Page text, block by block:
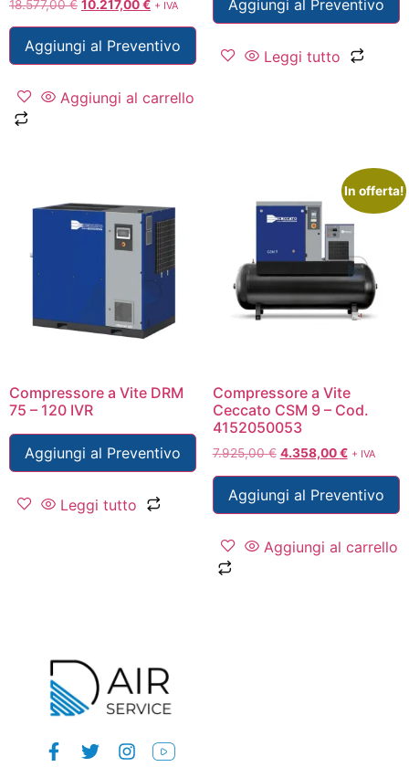
18.577,00€ 10.217,00€ + IVA
Aggiungi al Preventivo
Aggiungi al carrello
Aggiungi al Preventivo
Leggi tutto
Compressore a Vite DRM
75 – 120 IVR
Aggiungi al Preventivo
Leggi tutto
In offerta!
Compressore a Vite
Ceccato CSM 9 – Cod.
4152050053
7.925,00€ 4.358,00€ + IVA
Aggiungi al Preventivo
Aggiungi al carrello